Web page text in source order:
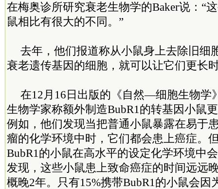
在梅奥诊所研究衰老生物学的Baker说：“
鼠相比有很大的不同。”
去年，他们报道称从小鼠身上去除旧
衰老遗传基因的细胞，就可以让它们更长
在12月16日出版的《自然—细胞生物学
生物学家称额外制造BubR1的转基因小鼠
例如，他们发现当把普通小鼠暴露在易于
瘤的化学环境中时，它们都会患上癌症。
BubR1的小鼠在高水平的设定化学环境中
发现，这些小鼠患上致命癌症的时间远
概晚2年。只有15%携带BubR1的小鼠会因